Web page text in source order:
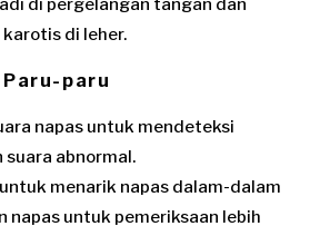
di pergelangan tangan dan
di leher.
Paru-paru
napas untuk mendeteksi
abnormal.
menarik napas dalam-dalam
napas untuk pemeriksaan lebih